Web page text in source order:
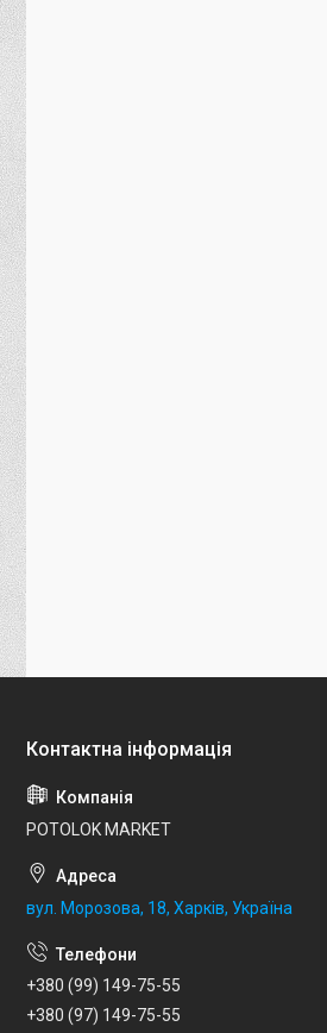
POTOLOK MARKET
вул. Морозова, 18, Харків, Україна
+380 (99) 149-75-55
+380 (97) 149-75-55